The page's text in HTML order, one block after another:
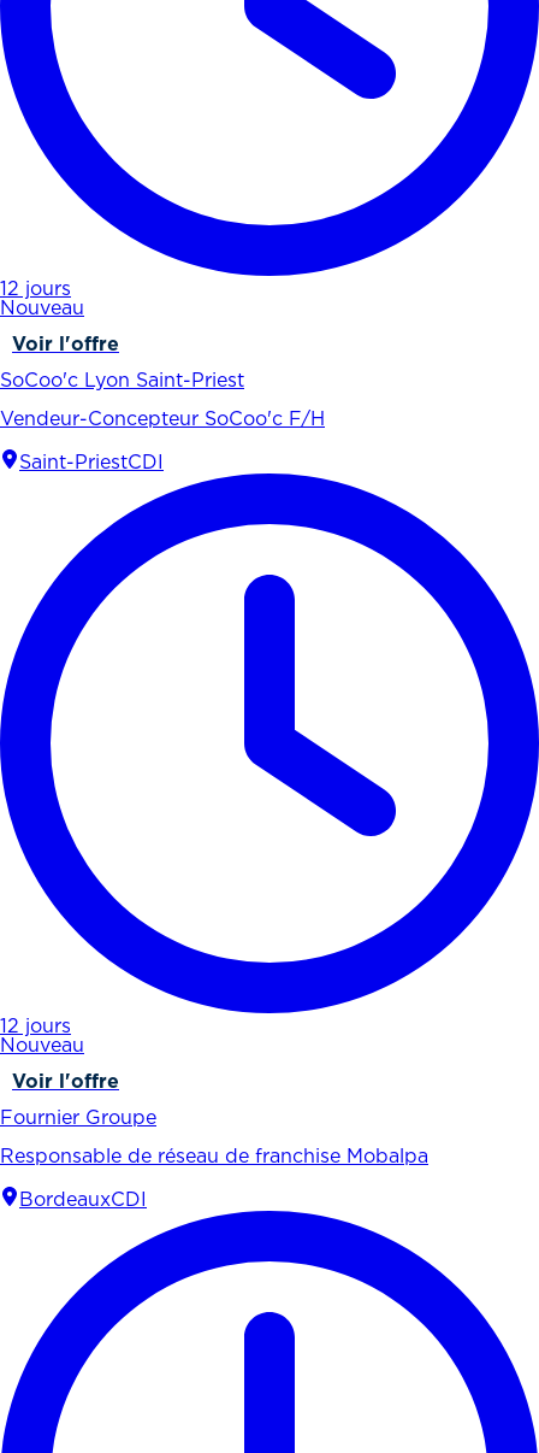
12 jours
Nouveau
Voir l'offre
SoCoo'c Lyon Saint-Priest
Vendeur-Concepteur SoCoo'c F/H
Saint-PriestCDI
12 jours
Nouveau
Voir l'offre
Fournier Groupe
Responsable de réseau de franchise Mobalpa
BordeauxCDI